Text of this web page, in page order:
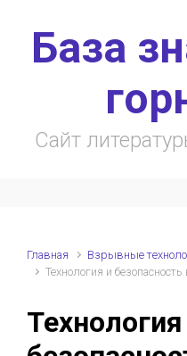
База
Сайт
Главная
Взрывные
Технология и